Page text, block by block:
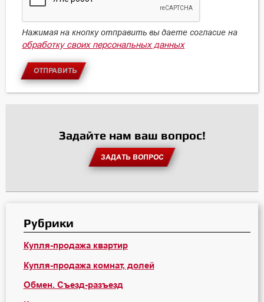
Нажимая на кнопку отправить вы даете согласие на
обработку своих персональных данных
ОТПРАВИТЬ
Задайте нам ваш вопрос!
ЗАДАТЬ ВОПРОС
Рубрики
Купля-продажа квартир
Купля-продажа комнат, долей
Обмен. Съезд-разъезд